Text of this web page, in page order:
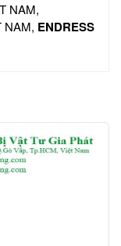
NAM,
NAM, ENDRESS